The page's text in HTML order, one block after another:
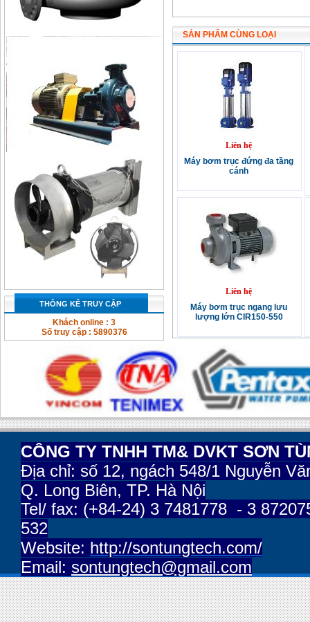
THÔNG KÊ TRUY CẬP
Khách online : 3
Số truy cập : 5890376
SẢN PHẨM CÙNG LOẠI
Liên hệ
Máy bơm trục đứng đa tầng
cánh
Liên hệ
Máy bơm trục ngang lưu
lượng lớn CIR150-550
CÔNG TY TNHH TM& DVKT SƠN
Địa chỉ: số 12, ngách 548/1 Nguyễn
Q. Long Biên, TP. Hà Nội
Tel/ fax: (+84-24) 3 7481778 - 3
532
Website: http://sontungtech.com/
Email: sontungtech@gmail.com